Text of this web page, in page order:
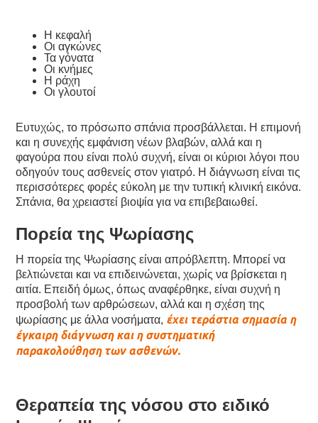
Η κεφαλή
Οι αγκώνες
Τα γόνατα
Οι κνήμες
Η ράχη
Οι γλουτοί
Ευτυχώς, το πρόσωπο σπάνια προσβάλλεται. Η επιμονή
και η συνεχής εμφάνιση νέων βλαβών, αλλά και η
φαγούρα που είναι πολύ συχνή, είναι οι κύριοι λόγοι που
οδηγούν τους ασθενείς στον γιατρό. Η διάγνωση είναι τις
περισσότερες φορές εύκολη με την τυπική κλινική εικόνα.
Σπάνια, θα χρειαστεί βιοψία για να επιβεβαιωθεί.
Πορεία της Ψωρίασης
Η πορεία της Ψωρίασης είναι απρόβλεπτη. Μπορεί να
βελτιώνεται και να επιδεινώνεται, χωρίς να βρίσκεται η
αιτία. Επειδή όμως, όπως αναφέρθηκε, είναι συχνή η
προσβολή των αρθρώσεων, αλλά και η σχέση της
ψωρίασης με άλλα νοσήματα, έχει τεράστια σημασία η
έγκαιρη διάγνωση και η συστηματική
παρακολούθηση των ασθενών.
Θεραπεία της νόσου στο ειδικό